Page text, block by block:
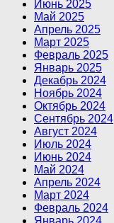
Июнь 2025
Май 2025
Апрель 2025
Март 2025
Февраль 2025
Январь 2025
Декабрь 2024
Ноябрь 2024
Октябрь 2024
Сентябрь 2024
Август 2024
Июль 2024
Июнь 2024
Май 2024
Апрель 2024
Март 2024
Февраль 2024
Январь 2024